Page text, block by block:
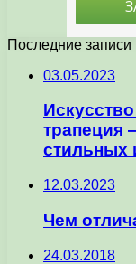
Последние записи
03.05.2023
трапеция
стильных
12.03.2023
Чем
24.03.2018